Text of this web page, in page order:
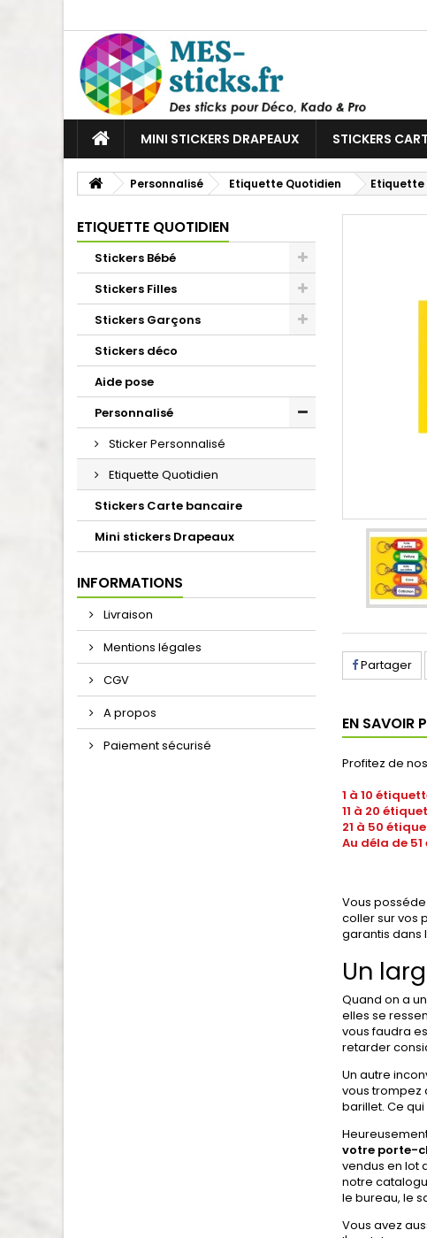
MINI STICKERS DRAPEAUX STICKERS
Personnalisé Etiquette Quotidien Etiquette
ETIQUETTE QUOTIDIEN
Stickers Bébé
Stickers Filles
Stickers Garçons
Stickers déco
Aide pose
Personnalisé
Sticker Personnalisé
Etiquette Quotidien
Stickers Carte bancaire
Mini stickers Drapeaux
INFORMATIONS
Livraison
Mentions légales
CGV
A propos
Paiement sécurisé
Partager
EN SAVOIR
Profitez de
1 à 10
11 à 20
21 à 50
Au déla de
Vous
coller sur vos
garantis dans
Un
Quand on a
elles se
vous faudra
retarder
Un autre
vous trompez
barillet. Ce
votre porte-
vendus en lot
notre
le bureau, le
Vous avez